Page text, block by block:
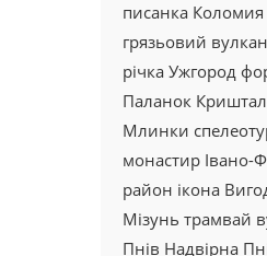
писанка Коломия
грязьовий вулкан
річка Ужгород
Паланок
Млинки
монастир Івано-
район ікона
Мізунь трамвай
Пнів Надвірна